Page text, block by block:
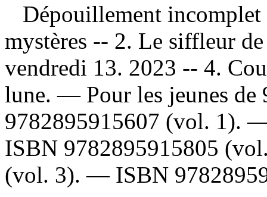
Dépouillement
mystères -- 2. Le siffleur
vendredi 13. 2023 -- 4.
lune. — Pour les jeunes
9782895915607 (vol. 1).
ISBN 9782895915805
(vol. 3). — ISBN